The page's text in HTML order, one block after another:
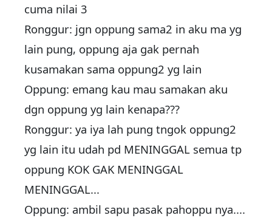
cuma nilai 3
Ronggur: jgn oppung sama2 in aku ma yg
lain pung, oppung aja gak pernah
kusamakan sama oppung2 yg lain
Oppung: emang kau mau samakan aku
dgn oppung yg lain kenapa???
Ronggur: ya iya lah pung tngok oppung2
yg lain itu udah pd MENINGGAL semua tp
oppung KOK GAK MENINGGAL
MENINGGAL...
Oppung: ambil sapu pasak pahoppu nya....